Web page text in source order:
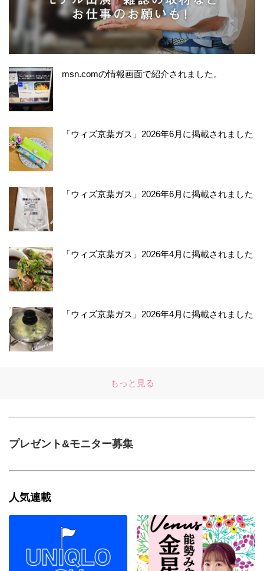
msn.comの情報画面で紹介されました。
「ウィズ京葉ガス」2026年6月に掲載されました
「ウィズ京葉ガス」2026年6月に掲載されました
「ウィズ京葉ガス」2026年4月に掲載されました
「ウィズ京葉ガス」2026年4月に掲載されました
もっと見る
プレゼント&モニター募集
人気連載